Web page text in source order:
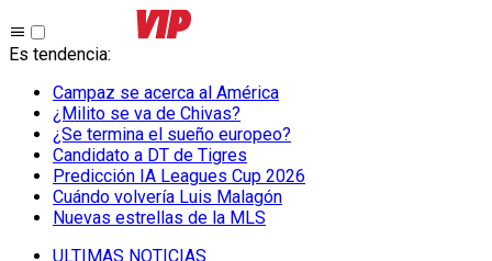
Es tendencia:
Campaz se acerca al América
¿Milito se va de Chivas?
¿Se termina el sueño europeo?
Candidato a DT de Tigres
Predicción IA Leagues Cup 2026
Cuándo volvería Luis Malagón
Nuevas estrellas de la MLS
ULTIMAS NOTICIAS